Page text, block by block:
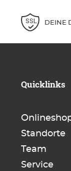
DEINE
Quicklinks
Standorte
Team
Service